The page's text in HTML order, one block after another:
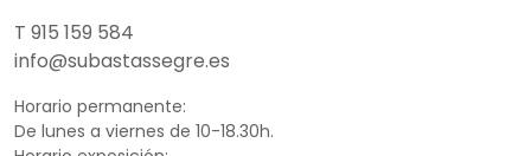
T 915 159 584
info@subastassegre.es
Horario permanente:
De lunes a viernes de 10-18.30h.